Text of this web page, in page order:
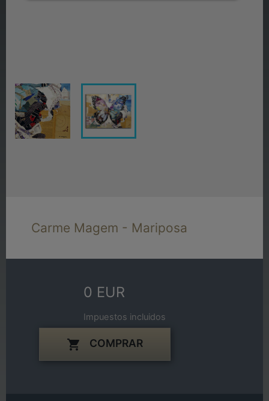
Carme Magem - Mariposa
0 EUR
Impuestos incluidos
 COMPRAR